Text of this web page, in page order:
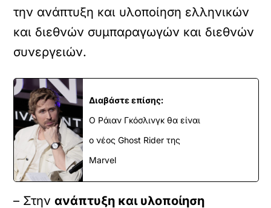
την ανάπτυξη και υλοποίηση ελληνικών
και διεθνών συμπαραγωγών και διεθνών
συνεργειών.
Διαβάστε επίσης:
Ο Ράιαν Γκόσλινγκ θα είναι
ο νέος Ghost Rider της
Marvel
– Στηνανάπτυξη και υλοποίηση